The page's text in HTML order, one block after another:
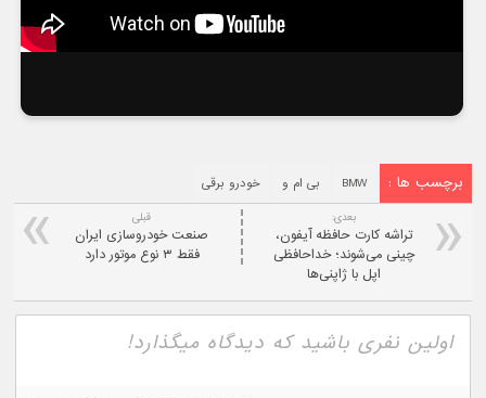
برچسب ها : BMW بی ام و خودرو برقی
قبلی
صنعت خودروسازی ایران
فقط ۳ نوع موتور دارد
بعدی:
تراشه کارت حافظه آیفون،
چینی می‌شوند؛ خداحافظی
اپل با ژاپنی‌ها